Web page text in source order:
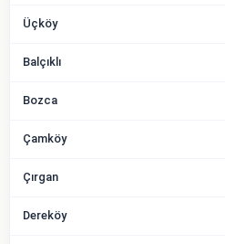
Üçköy
Balçıklı
Bozca
Çamköy
Çırgan
Dereköy